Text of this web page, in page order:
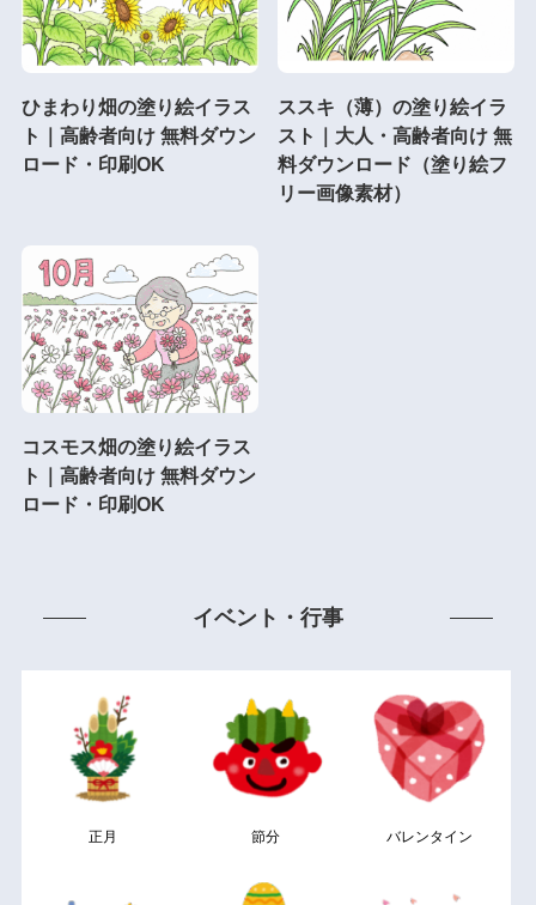
ひまわり畑の塗り絵イラス
ト｜高齢者向け 無料ダウン
ロード・印刷OK
ススキ（薄）の塗り絵イラ
スト｜大人・高齢者向け 無
料ダウンロード（塗り絵フ
リー画像素材）
コスモス畑の塗り絵イラス
ト｜高齢者向け 無料ダウン
ロード・印刷OK
イベント・行事
正月 節分 バレンタイン